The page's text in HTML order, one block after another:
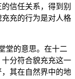
信任关系，得到别
充的行为是对人格
堂的意思。在十二
分符合貌充充这一
其在自然界中的地